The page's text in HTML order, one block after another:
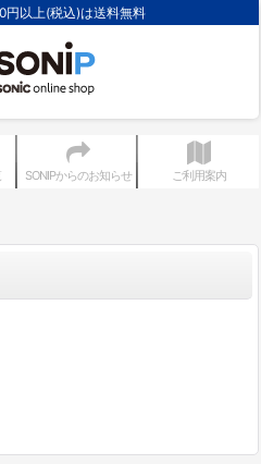
以上(税込)は送料無料
SONIPからのお知らせ ご利用案内